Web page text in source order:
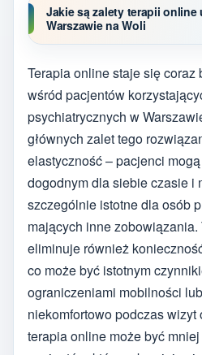
Jakie są zalety terapii
Warszawie na Woli
Terapia online staje się coraz
wśród pacjentów
psychiatrycznych w
głównych zalet tego
elastyczność – pacjenci
dogodnym dla siebie czasie i
szczególnie istotne dla osób
mających inne
eliminuje również
co może być istotnym
ograniczeniami mobilności
niekomfortowo podczas
terapia online może być